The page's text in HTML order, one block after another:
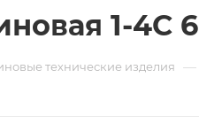
1-4С
технические изделия —